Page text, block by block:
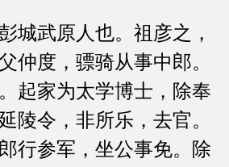
城武原人也。祖彦之，
仲度，骠骑从事中郎。
起家为太学博士，除奉
陵令，非所乐，去官。
行参军，坐公事免。除